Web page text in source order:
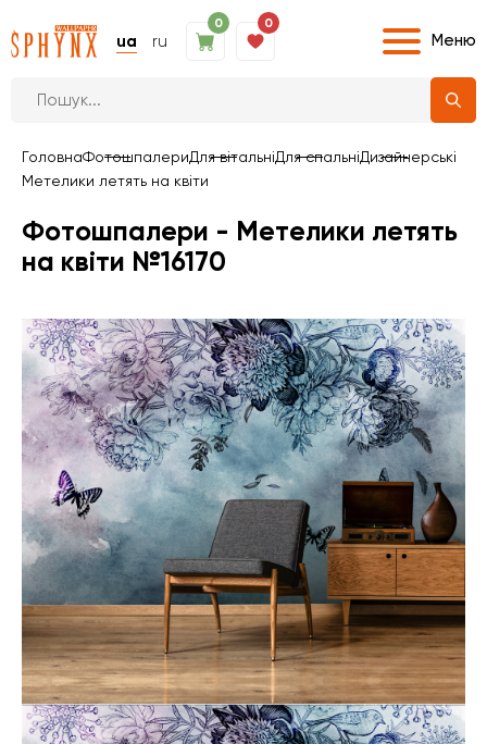
ua ru
0 0
Меню
ГоловнаФотошпалериДля вітальніДля спальніДизайнерські
Метелики летять на квіти
Фотошпалери - Метелики летять
на квіти №16170